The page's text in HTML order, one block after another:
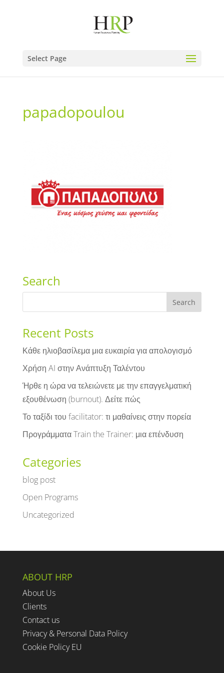
Select Page
papadopoulou
Search
Recent Posts
Κάθε ηλιοβασίλεμα μια ευκαιρία για απολογισμό
Χρήση AI στην Ανάπτυξη Ταλέντου
Ήρθε η ώρα να τελειώνετε με την επαγγελματική
εξουθένωση (burnout). Δείτε πώς
Το ταξίδι του facilitator: τι μαθαίνεις στην πορεία
Προγράμματα Train the Trainer: μια επένδυση
Categories
blog post
Open Programs
Uncategorized
ABOUT HRP
About Us
Clients
Contact us
Privacy & Personal Data Policy
Cookie Policy EU